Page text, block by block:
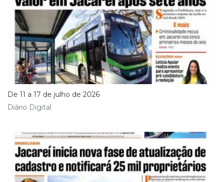
De 11 a 17 de julho de 2026
Diário Digital